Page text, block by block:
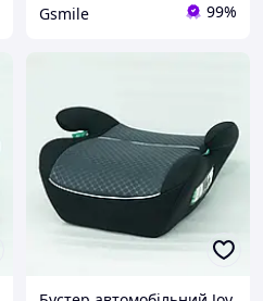
Gsmile 99%